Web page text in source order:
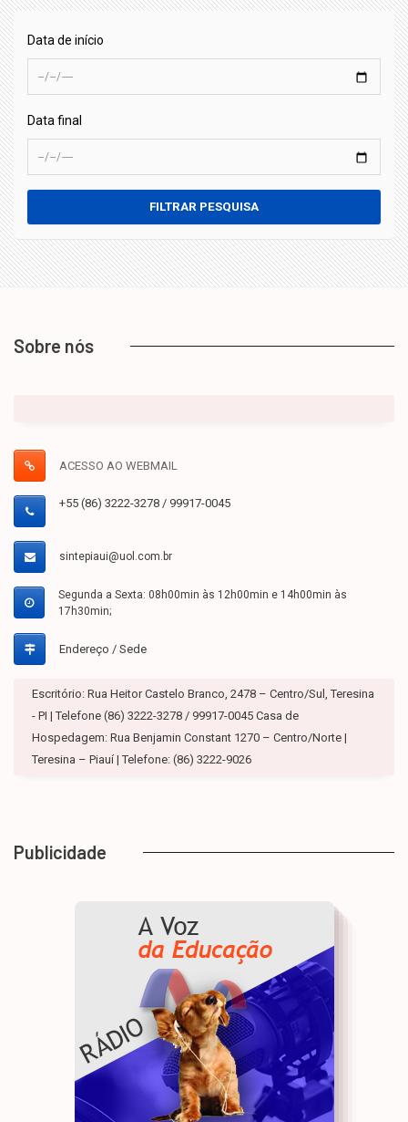
Data de início
Data final
FILTRAR PESQUISA
Sobre nós
ACESSO AO WEBMAIL
+55 (86) 3222-3278 / 99917-0045
sintepiaui@uol.com.br
Segunda a Sexta: 08h00min às 12h00min e 14h00min às
17h30min;
Endereço / Sede
Escritório: Rua Heitor Castelo Branco, 2478 – Centro/Sul, Teresina
- PI | Telefone (86) 3222-3278 / 99917-0045 Casa de
Hospedagem: Rua Benjamin Constant 1270 – Centro/Norte |
Teresina – Piauí | Telefone: (86) 3222-9026
Publicidade